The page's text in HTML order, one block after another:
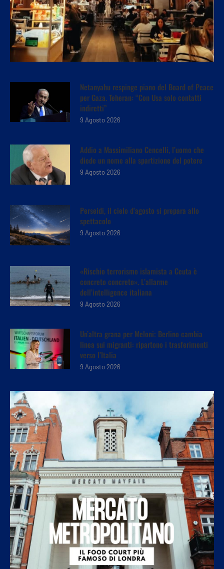
Netanyahu respinge piano del Board of Peace
per Gaza. Teheran: “Con Usa solo contatti
indiretti”
9 Agosto 2026
Addio a Massimiliano Cencelli, l’uomo che
diede un nome alla spartizione del potere
9 Agosto 2026
Perseidi, il cielo d’agosto si prepara allo
spettacolo
9 Agosto 2026
«Rischio terrorismo islamista a Ceuta è
concreto concreto». L’allarme
dell’intelligence italiana
9 Agosto 2026
Un’altra grana per Meloni: Berlino cambia
linea sui migranti: ripartono i trasferimenti
verso l’Italia
9 Agosto 2026